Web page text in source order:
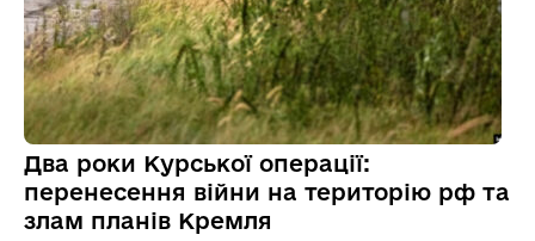
Два роки Курської операції:
перенесення війни на територію рф та
злам планів Кремля